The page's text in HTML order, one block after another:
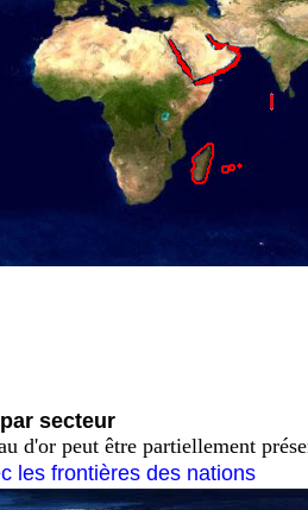
secteur
d'or peut être partiellement
les frontières des nations